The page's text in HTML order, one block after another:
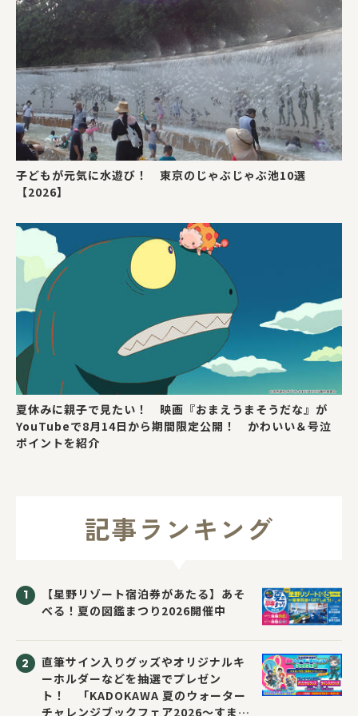
子どもが元気に水遊び！ 東京のじゃぶじゃぶ池10選
【2026】
夏休みに親子で見たい！ 映画『おまえうまそうだな』が
YouTubeで8月14日から期間限定公開！ かわいい＆号泣
ポイントを紹介
記事ランキング
【星野リゾート宿泊券があたる】あそ
べる！夏の図鑑まつり2026開催中
直筆サイン入りグッズやオリジナルキ
ーホルダーなどを抽選でプレゼン
ト！ 「KADOKAWA 夏のウォーター
チャレンジブックフェア2026～すまな